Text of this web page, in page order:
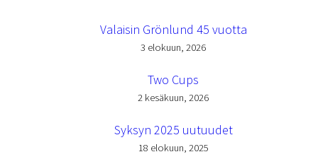
Valaisin Grönlund 45 vuotta
3 elokuun, 2026
Two Cups
2 kesäkuun, 2026
Syksyn 2025 uutuudet
18 elokuun, 2025